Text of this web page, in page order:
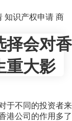
知识产权申请 商
择会对香
重大影
于不同的投资者来
港公司的作用多了